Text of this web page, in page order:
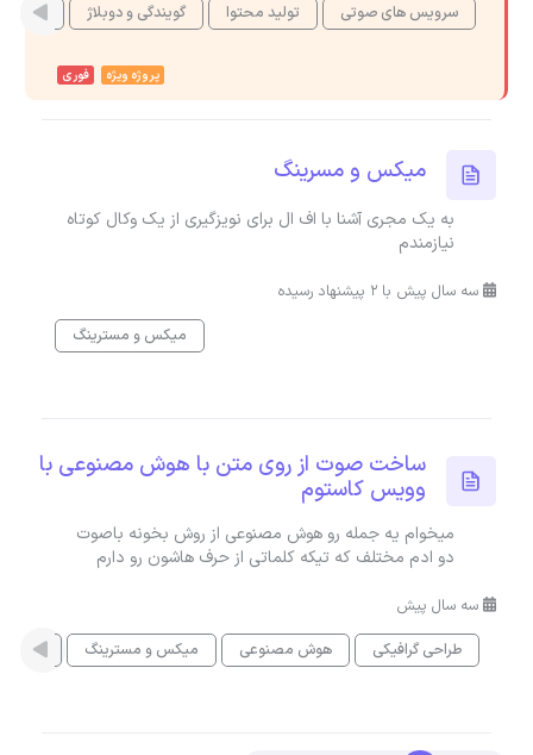
سرویس های صوتی
تولید محتوا گویندگی و دوبلاژ میکس
پروژه ویژه فوری
میکس و مسرینگ
به یک مجری آشنا با اف ال برای نویزگیری از یک وکال کوتاه
نیازمندم
سه سال پیش با 2 پیشنهاد رسیده
میکس و مسترینگ
ساخت صوت از روی متن با هوش مصنوعی با
وویس کاستوم
میخوام یه جمله رو هوش مصنوعی از روش بخونه باصوت
دو ادم مختلف که تیکه کلماتی از حرف هاشون رو دارم
سه سال پیش
طراحی گرافیکی
هوش مصنوعی میکس و مسترینگ جلوه